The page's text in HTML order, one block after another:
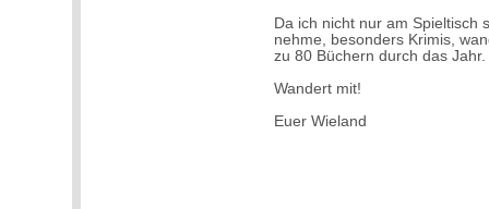
Da ich nicht nur am Spieltisch
nehme, besonders Krimis,
zu 80 Büchern durch das Jahr.
Wandert mit!
Euer Wieland